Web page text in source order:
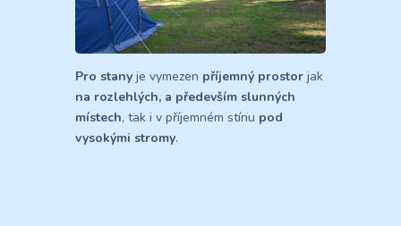
Pro stany je vymezen příjemný prostor jak
na rozlehlých, a především slunných
místech, tak i v příjemném stínu pod
vysokými stromy.